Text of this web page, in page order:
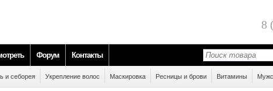
8
Форум Контакты
и себорея Укрепление волос Маскировка Ресницы и брови Витамины